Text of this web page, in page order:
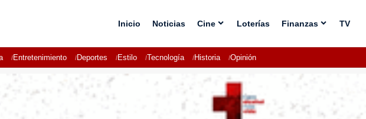
Inicio Noticias Cine Loterías Finanzas TV
Entretenimiento Deportes Estilo Tecnología Historia Opinión